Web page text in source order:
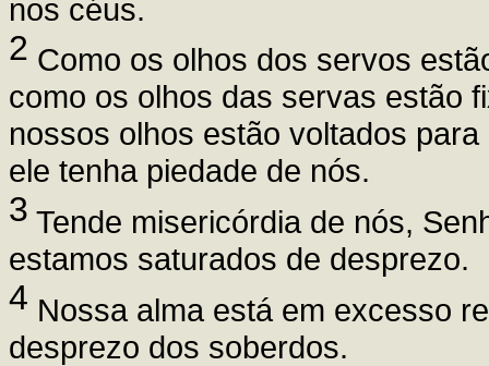
nos céus.
2 Como os olhos dos servos
como os olhos das servas estão
nossos olhos estão voltados
ele tenha piedade de nós.
3 Tende misericórdia de nós,
estamos saturados de desprezo.
4 Nossa alma está em excesso
desprezo dos soberdos.